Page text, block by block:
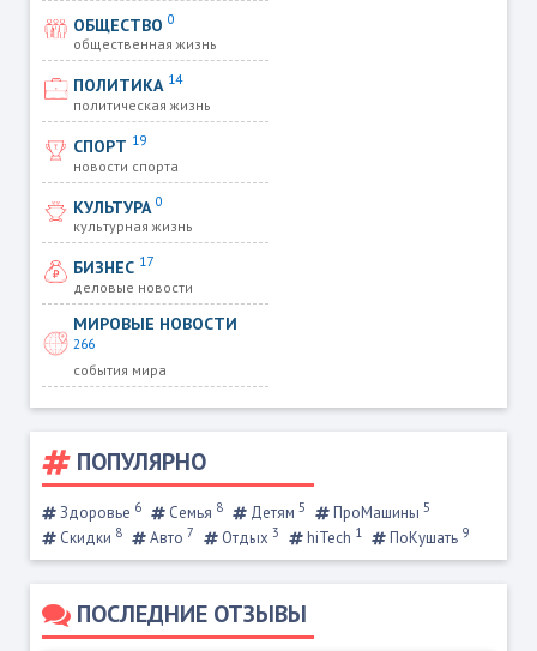
ОБЩЕСТВО0
общественная жизнь
ПОЛИТИКА 14
политическая жизнь
СПОРТ 19
новости спорта
КУЛЬТУРА0
культурная жизнь
БИЗНЕС 17
деловые новости
МИРОВЫЕ НОВОСТИ
266
события мира
ПОПУЛЯРНО
Здоровье 6 Семья 8 Детям 5 ПроМашины 5
Скидки 8 Авто 7 Отдых 3 hiTech 1 ПоКушать 9
ПОСЛЕДНИЕ ОТЗЫВЫ